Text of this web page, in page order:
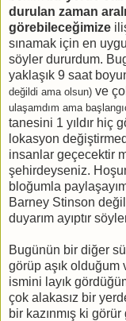
durulan zaman
görebileceğimize
sınamak için en
söyler dururdum.
yaklaşık 9 saat
değildi ama olsun) ve
ulaşamdım ama
tanesini 1 yıldır hiç
lokasyon
insanlar geçecektir
şehirdeyseniz.
bloğumla
Barney Stinson
duyarım ayıptır
Bugünün bir diğer
görüp aşık olduğum
ismini layık
çok alakasız bir
bir kazınmış ki